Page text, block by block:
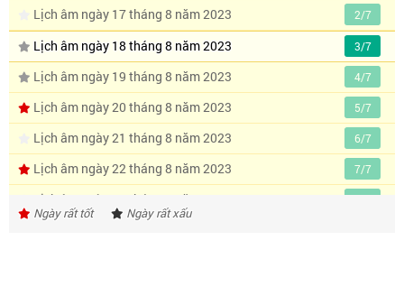
Lịch âm ngày 17 tháng 8 năm 2023 2/7
Lịch âm ngày 18 tháng 8 năm 2023 3/7
Lịch âm ngày 19 tháng 8 năm 2023 4/7
Lịch âm ngày 20 tháng 8 năm 2023 5/7
Lịch âm ngày 21 tháng 8 năm 2023 6/7
Lịch âm ngày 22 tháng 8 năm 2023 7/7
Lịch âm ngày 23 tháng 8 năm 2023 8/7
Ngày rất tốt Ngày rất xấu